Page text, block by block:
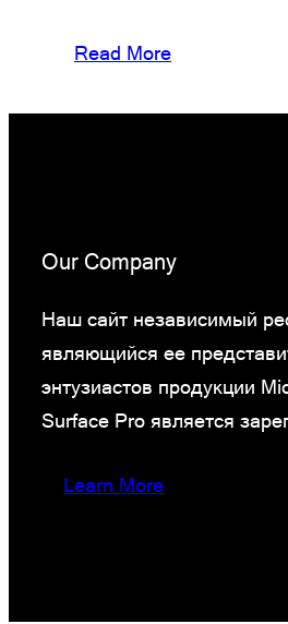
Read More
Our Company
Наш сайт независимый
являющийся ее
энтузиастов продукции
Surface Pro является
Learn More